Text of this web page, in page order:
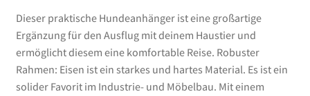
Dieser praktische Hundeanhänger ist eine großartige
Ergänzung für den Ausflug mit deinem Haustier und
ermöglicht diesem eine komfortable Reise. Robuster
Rahmen: Eisen ist ein starkes und hartes Material. Es ist ein
solider Favorit im Industrie- und Möbelbau. Mit einem